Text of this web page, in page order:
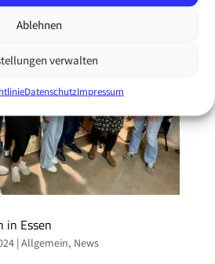
Ablehnen
verwalten
DatenschutzImpressum
in Essen
| Allgemein, News